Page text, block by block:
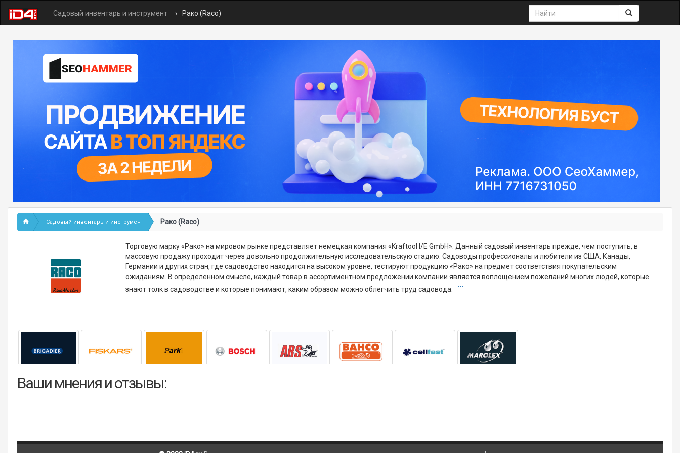
Садовый инвентарь и инструмент Рако (Raco)
Садовый инвентарь и инструмент Рако (Raco)
Торговую марку «Рако» на мировом рынке представляет немецкая компания «Kraftool I/E GmbH». Данный садовый инвентарь прежде, чем поступить, в
массовую продажу проходит через довольно продолжительную исследовательскую стадию. Садоводы профессионалы и любители из США, Канады,
Германии и других стран, где садоводство находится на высоком уровне, тестируют продукцию «Рако» на предмет соответствия покупательским
ожиданиям. В определенном смысле, каждый товар в ассортиментном предложении компании является воплощением пожеланий многих людей, которые
знают толк в садоводстве и которые понимают, каким образом можно облегчить труд садовода.
Ваши мнения и отзывы: